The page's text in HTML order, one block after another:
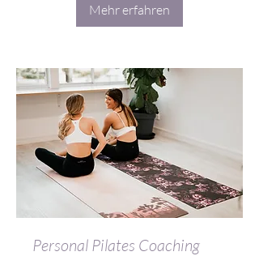
Mehr erfahren
Personal Pilates Coaching